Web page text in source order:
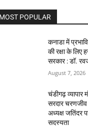
MOST POPULAR
कनाडा में
की रक्षा के लिए
सरकार : डॉ.
August 7, 2026
चंडीगढ़ व्यापार
सरदार चरणजीव
अध्यक्ष जतिंदर
सदस्यता